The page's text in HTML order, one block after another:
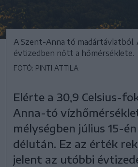
A Szent-Anna tó madártávlatból.
évtizedben nőtt a hőmérséklete.
FOTÓ: PINTI ATTILA
Elérte a 30,9 Celsius-
Anna-tó
mélységben július 15-
délután. Ez az érték
jelent az utóbbi